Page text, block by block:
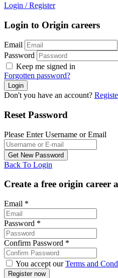
Login / Register
Login to Origin careers
Email
Password
Keep me signed in
Forgotten password?
Don't you have an account?
Reset Password
Please Enter Username or Email
Back To Login
Create a free origin career
Email *
Password *
Confirm Password *
You accept ourTerms and